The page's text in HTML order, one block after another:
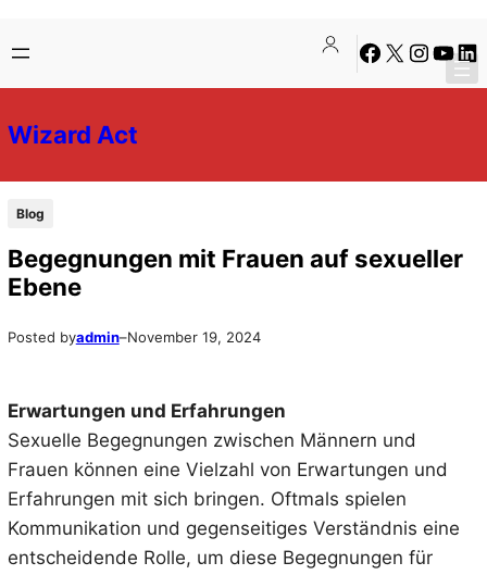
to
content
to
content
Facebook
X Instagram
Wizard Act
Blog
Begegnungen mit Frauen auf sexueller
Ebene
Posted byadmin–November 19, 2024
Erwartungen und Erfahrungen
Sexuelle Begegnungen zwischen Männern und
Frauen können eine Vielzahl von Erwartungen und
Erfahrungen mit sich bringen. Oftmals spielen
Kommunikation und gegenseitiges Verständnis eine
entscheidende Rolle, um diese Begegnungen für